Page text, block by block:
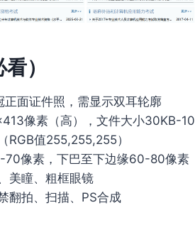
）
面证件照，需显示双耳轮廓
像素（高），文件大小30KB-
RGB值255,255,255）
70像素，下巴至下边缘60-80像素
美瞳、粗框眼镜
翻拍、扫描、PS合成